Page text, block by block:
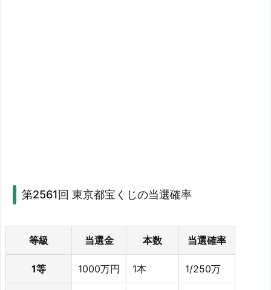
第2561回 東京都宝くじの当選確率
等級 当選金 本数 当選確率
1等 1000万円 1本 1/250万